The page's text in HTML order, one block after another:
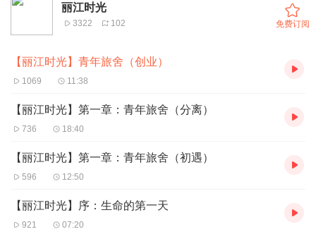
丽江时光
3322 102 免费订阅
【丽江时光】青年旅舍（创业）
1069 11:38
【丽江时光】第一章：青年旅舍（分离）
736 18:40
【丽江时光】第一章：青年旅舍（初遇）
596 12:50
【丽江时光】序：生命的第一天
921 07:20